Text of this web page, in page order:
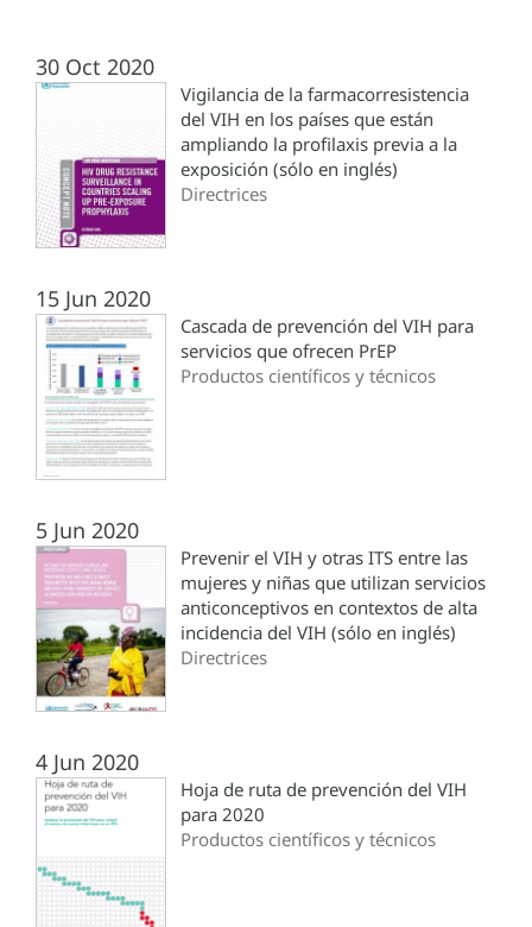
30 Oct 2020
Vigilancia de la farmacorresistencia
del VIH en los países que están
ampliando la profilaxis previa a la
exposición (sólo en inglés)
Directrices
15 Jun 2020
Cascada de prevención del VIH para
servicios que ofrecen PrEP
Productos científicos y técnicos
5 Jun 2020
Prevenir el VIH y otras ITS entre las
mujeres y niñas que utilizan servicios
anticonceptivos en contextos de alta
incidencia del VIH (sólo en inglés)
Directrices
4 Jun 2020
Hoja de ruta de prevención del VIH
para 2020
Productos científicos y técnicos